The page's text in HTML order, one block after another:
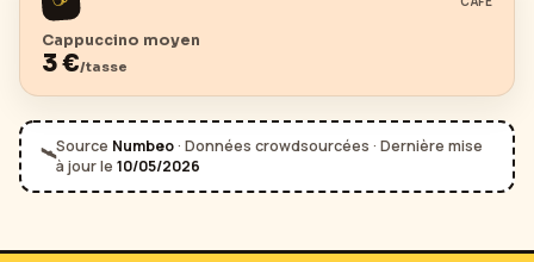
Cappuccino moyen
3€/tasse
🛰️Source Numbeo· Données crowdsourcées · Dernière mise
à jour le 10/05/2026